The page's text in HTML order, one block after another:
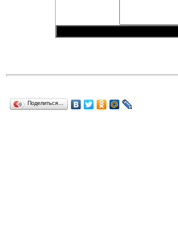
Поделиться…